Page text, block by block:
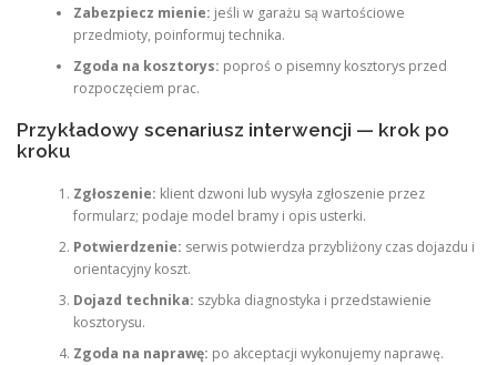
Zabezpiecz mienie: jeśli w garażu są wartościowe
przedmioty, poinformuj technika.
Zgoda na kosztorys: poproś o pisemny kosztorys przed
rozpoczęciem prac.
Przykładowy scenariusz interwencji — krok po
kroku
Zgłoszenie: klient dzwoni lub wysyła zgłoszenie przez
formularz; podaje model bramy i opis usterki.
Potwierdzenie: serwis potwierdza przybliżony czas dojazdu i
orientacyjny koszt.
Dojazd technika: szybka diagnostyka i przedstawienie
kosztorysu.
Zgoda na naprawę: po akceptacji wykonujemy naprawę.